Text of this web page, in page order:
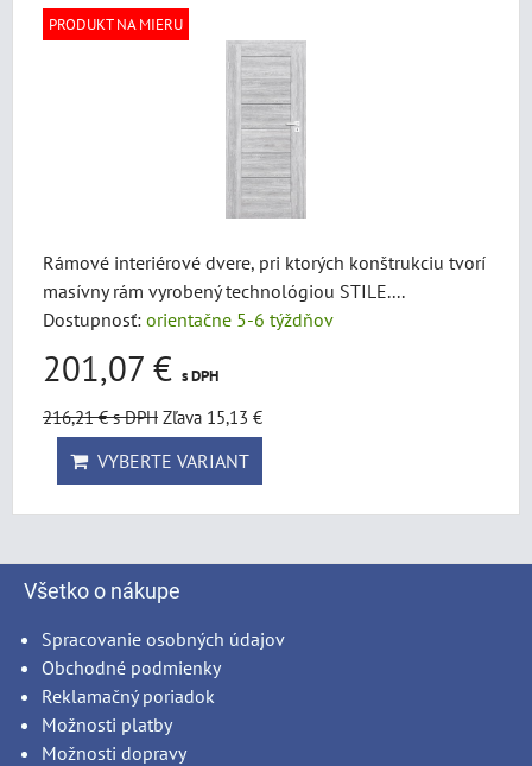
PRODUKT NA MIERU
Rámové interiérové dvere, pri ktorých konštrukciu tvorí
masívny rám vyrobený technológiou STILE....
Dostupnosť: orientačne 5-6 týždňov
201,07 € s DPH
216,21 €s DPH Zľava 15,13 €
VYBERTE VARIANT
Všetko o nákupe
Spracovanie osobných údajov
Obchodné podmienky
Reklamačný poriadok
Možnosti platby
Možnosti dopravy